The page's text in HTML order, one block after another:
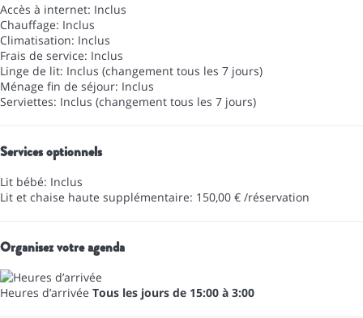
Accès à internet: Inclus
Chauffage: Inclus
Climatisation: Inclus
Frais de service: Inclus
Linge de lit: Inclus (changement tous les 7 jours)
Ménage fin de séjour: Inclus
Serviettes: Inclus (changement tous les 7 jours)
Services optionnels
Lit bébé: Inclus
Lit et chaise haute supplémentaire: 150,00 € /réservation
Organisez votre agenda
Heures d’arrivée Tous les jours de 15:00 à 3:00